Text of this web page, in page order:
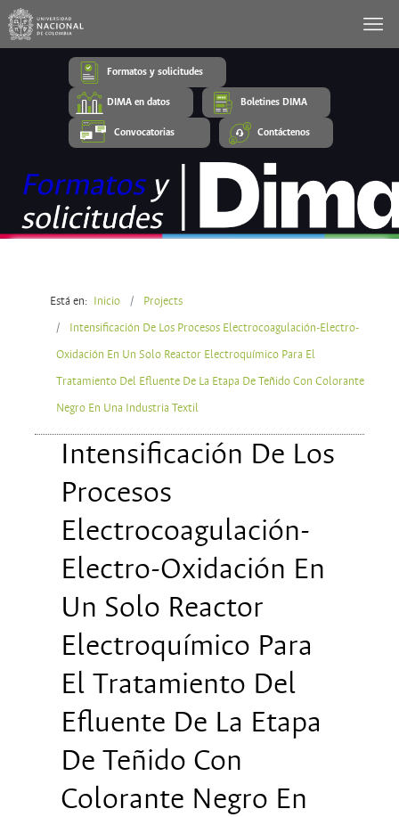
Formatos y solicitudes
DIMA en datos Boletines DIMA
Convocatorias Contáctenos
Está en: Inicio
Projects
Intensificación De Los Procesos Electrocoagulación-Electro-
Oxidación En Un Solo Reactor Electroquímico Para El
Tratamiento Del Efluente De La Etapa De Teñido Con Colorante
Negro En Una Industria Textil
Intensificación De Los
Procesos
Electrocoagulación-
Electro-Oxidación En
Un Solo Reactor
Electroquímico Para
El Tratamiento Del
Efluente De La Etapa
De Teñido Con
Colorante Negro En